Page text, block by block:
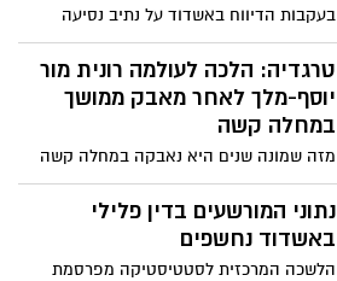
בעקבות הדיווח באשדוד על נתיב נסיעה
בשדרות ירושלים בסיטי אשר הופקע לטובת
התחבורה הציבורית, בעיריית אשדוד מצאו
פתרון יצירתי ופתחו את נתיב הפניה שמאלה
כך שניתן יהיה להמשיך ממנו גם ישר
טרגדיה: הלכה לעולמה רונית מור
יוסף-מלך לאחר מאבק ממושך
במחלה קשה
מזה שמונה שנים היא נאבקה במחלה קשה
והבוקר (ה') תש כוחה: הלכה לעולמה רונית
מוריוסף-מלך, בתו של איש העסקים אורי
מוריוסף, והיא בת 49 בלבד
נתוני המורשעים בדין פלילי
באשדוד נחשפים
הלשכה המרכזית לסטטיסטיקה מפרסמת